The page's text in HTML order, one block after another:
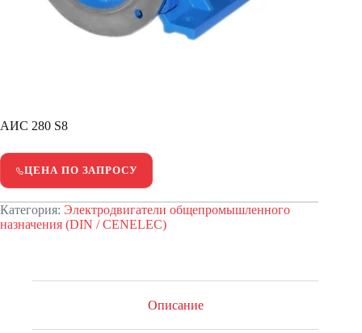
АИС 280 S8
ЦЕНА ПО ЗАПРОСУ
Категория: Электродвигатели общепромышленного
назначения (DIN / CENELEC)
Описание